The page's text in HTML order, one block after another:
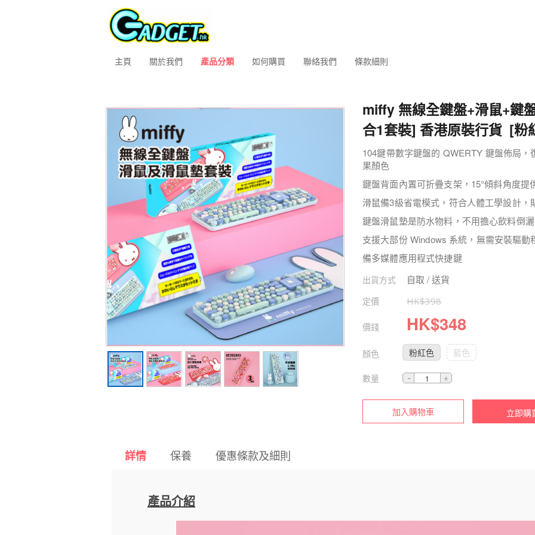
主頁 關於我們 產品分類 如何購買 聯絡我們 條款細則
miffy 無線全鍵盤+滑鼠+鍵
合1套裝] 香港原裝行貨 [粉
104鍵帶數字鍵盤的 QWERTY 鍵盤佈局
果顏色
鍵盤背面內置可折疊支架，15°傾斜角度提
滑鼠備3級省電模式，符合人體工學設計
鍵盤滑鼠墊是防水物料，不用擔心飲料倒
支援大部份 Windows 系統，無需安裝驅
備多媒體應用程式快捷鍵
出貨方式 自取 / 送貨
定價 HK$398
價錢 HK$348
顏色 粉紅色 藍色
數量
加入購物車 立即購
詳情 保養 優惠條款及細則
產品介紹